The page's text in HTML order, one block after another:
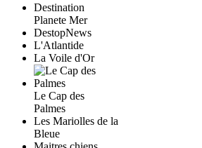
Destination
Planete Mer
DestopNews
L'Atlantide
La Voile d'Or
Le Cap des
Palmes
Les Mariolles de la
Bleue